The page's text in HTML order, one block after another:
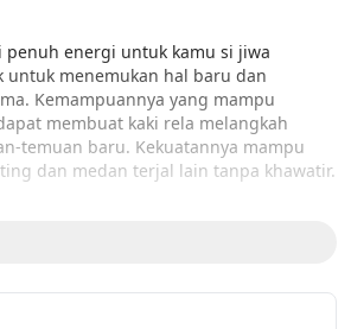
penuh energi untuk kamu si jiwa
untuk menemukan hal baru dan
Kemampuannya yang mampu
membuat kaki rela melangkah
temuan baru. Kekuatannya mampu
dan medan terjal lain tanpa khawatir.